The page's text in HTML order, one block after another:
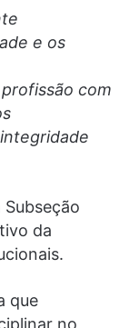
e os
com
da
que